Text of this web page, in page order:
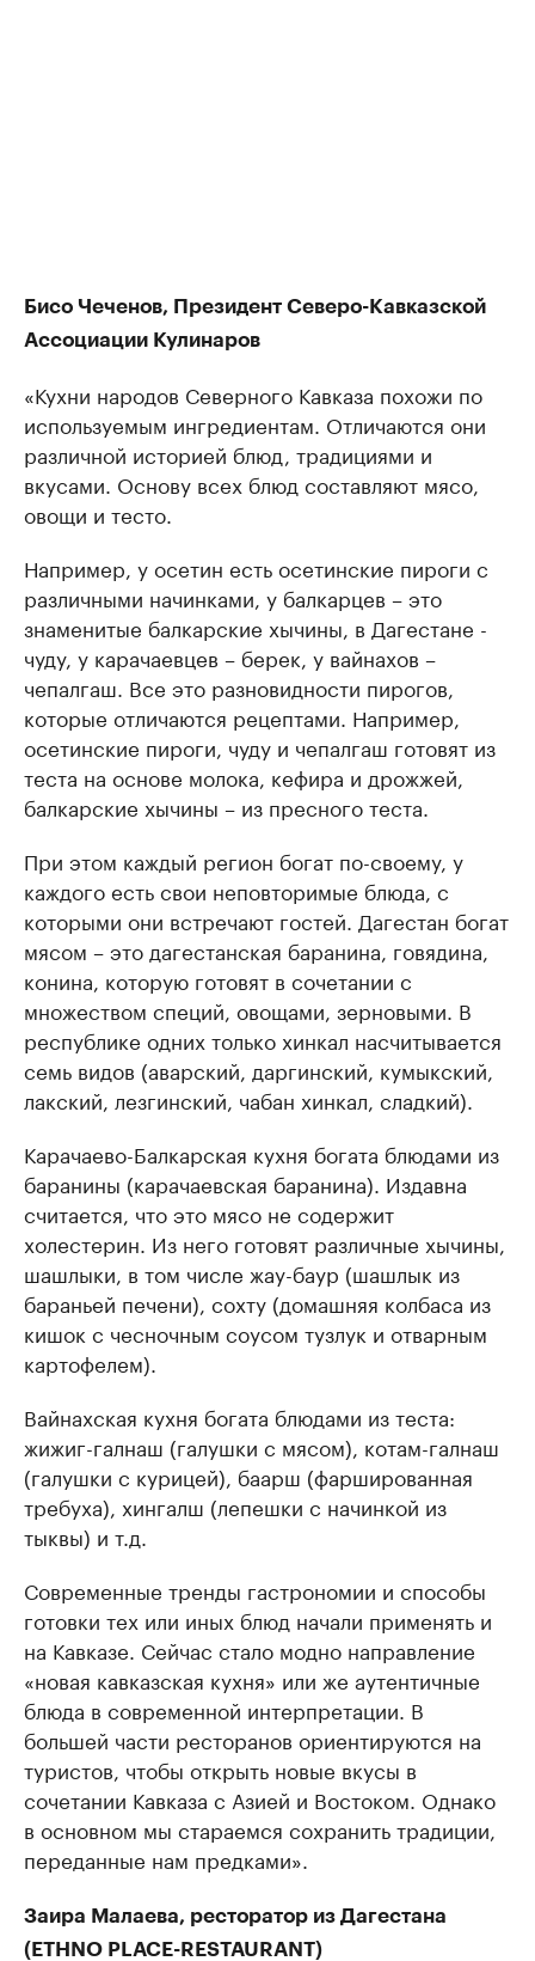
Бисо Чеченов, Президент Северо-Кавказской
Ассоциации Кулинаров
«Кухни народов Северного Кавказа похожи по
используемым ингредиентам. Отличаются они
различной историей блюд, традициями и
вкусами. Основу всех блюд составляют мясо,
овощи и тесто.
Например, у осетин есть осетинские пироги с
различными начинками, у балкарцев – это
знаменитые балкарские хычины, в Дагестане -
чуду, у карачаевцев – берек, у вайнахов –
чепалгаш. Все это разновидности пирогов,
которые отличаются рецептами. Например,
осетинские пироги, чуду и чепалгаш готовят из
теста на основе молока, кефира и дрожжей,
балкарские хычины – из пресного теста.
При этом каждый регион богат по-своему, у
каждого есть свои неповторимые блюда, с
которыми они встречают гостей. Дагестан богат
мясом – это дагестанская баранина, говядина,
конина, которую готовят в сочетании с
множеством специй, овощами, зерновыми. В
республике одних только хинкал насчитывается
семь видов (аварский, даргинский, кумыкский,
лакский, лезгинский, чабан хинкал, сладкий).
Карачаево-Балкарская кухня богата блюдами из
баранины (карачаевская баранина). Издавна
считается, что это мясо не содержит
холестерин. Из него готовят различные хычины,
шашлыки, в том числе жау-баур (шашлык из
бараньей печени), сохту (домашняя колбаса из
кишок с чесночным соусом тузлук и отварным
картофелем).
Вайнахская кухня богата блюдами из теста:
жижиг-галнаш (галушки с мясом), котам-галнаш
(галушки с курицей), баарш (фаршированная
требуха), хингалш (лепешки с начинкой из
тыквы) и т.д.
Современные тренды гастрономии и способы
готовки тех или иных блюд начали применять и
на Кавказе. Сейчас стало модно направление
«новая кавказская кухня» или же аутентичные
блюда в современной интерпретации. В
большей части ресторанов ориентируются на
туристов, чтобы открыть новые вкусы в
сочетании Кавказа с Азией и Востоком. Однако
в основном мы стараемся сохранить традиции,
переданные нам предками».
Заира Малаева, ресторатор из Дагестана
(ETHNO PLACE-RESTAURANT)